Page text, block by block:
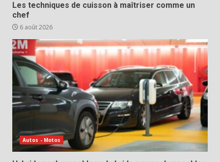
Les techniques de cuisson à maîtriser comme un
chef
6 août 2026
Autos - Motos